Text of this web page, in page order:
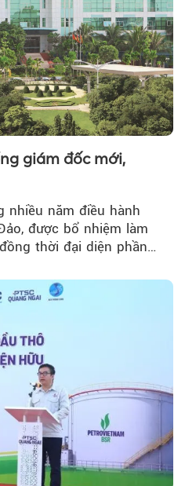
giám đốc mới,
nhiều năm điều hành
được bổ nhiệm làm
thời đại diện phần